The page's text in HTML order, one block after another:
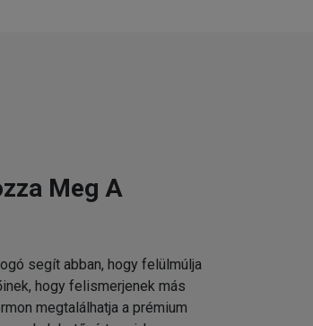
Meg A
segít abban, hogy felülmúlja
hogy felismerjenek más
megtalálhatja a prémium